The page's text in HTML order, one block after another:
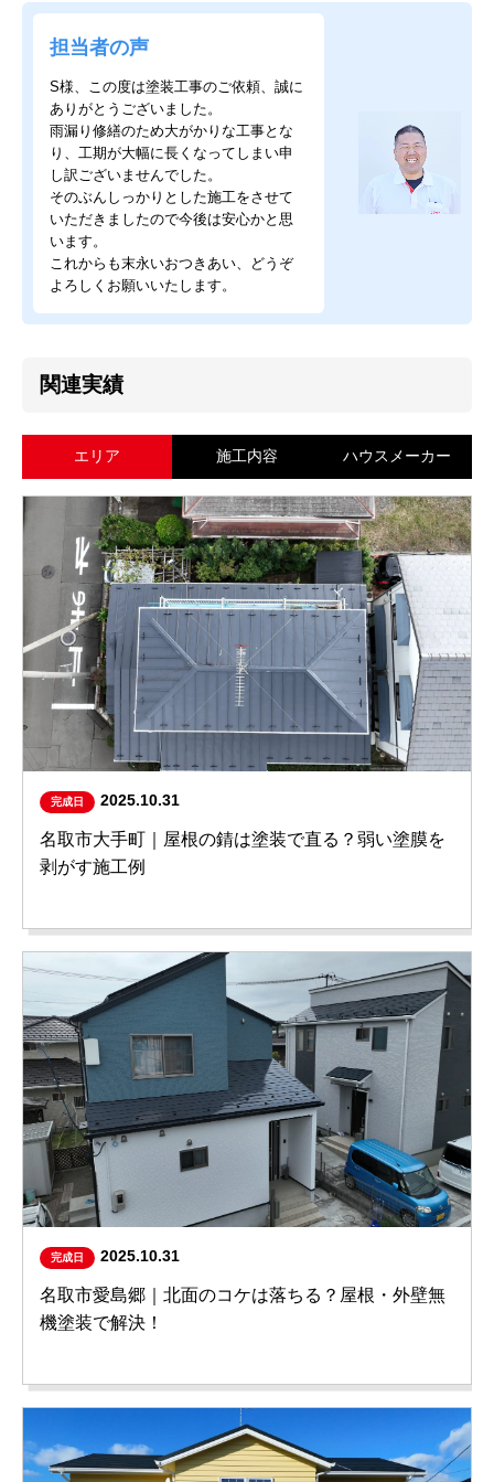
担当者の声
S様、この度は塗装工事のご依頼、誠に
ありがとうございました。
雨漏り修繕のため大がかりな工事とな
り、工期が大幅に長くなってしまい申
し訳ございませんでした。
そのぶんしっかりとした施工をさせて
いただきましたので今後は安心かと思
います。
これからも末永いおつきあい、どうぞ
よろしくお願いいたします。
関連実績
エリア 施工内容 ハウスメーカー
完成日 2025.10.31
名取市大手町｜屋根の錆は塗装で直る？弱い塗膜を
剥がす施工例
完成日 2025.10.31
名取市愛島郷｜北面のコケは落ちる？屋根・外壁無
機塗装で解決！